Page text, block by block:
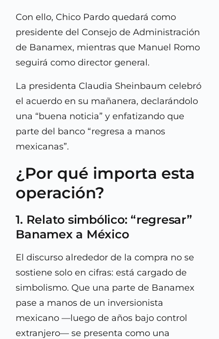
Con ello, Chico Pardo quedará como
presidente del Consejo de Administración
de Banamex, mientras que Manuel Romo
seguirá como director general.
La presidenta Claudia Sheinbaum celebró
el acuerdo en su mañanera, declarándolo
una “buena noticia” y enfatizando que
parte del banco “regresa a manos
mexicanas”.
¿Por qué importa esta
operación?
1. Relato simbólico: “regresar”
Banamex a México
El discurso alrededor de la compra no se
sostiene solo en cifras: está cargado de
simbolismo. Que una parte de Banamex
pase a manos de un inversionista
mexicano —luego de años bajo control
extranjero— se presenta como una